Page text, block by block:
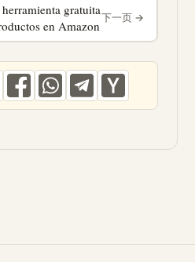
gratuita
en Amazon